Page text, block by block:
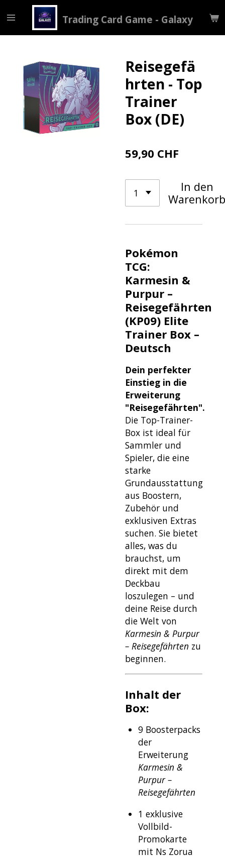
Hauptinhalt
springen
Trading Card Game - Galaxy
Reisegefä
hrten - Top
Trainer
Box (DE)
59,90 CHF
In den
Pokémon
TCG:
Karmesin &
Purpur –
Reisegefährten
(KP09) Elite
Trainer Box –
Deutsch
Dein perfekter
Einstieg in die
Erweiterung
"Reisegefährten".
Die Top-Trainer-
Box ist ideal für
Sammler und
Spieler, die eine
starke
Grundausstattung
aus Boostern,
Zubehör und
exklusiven Extras
suchen. Sie bietet
alles, was du
brauchst, um
direkt mit dem
Deckbau
loszulegen – und
deine Reise durch
die Welt von
Karmesin & Purpur
– Reisegefährten zu
beginnen.
Inhalt der
Box:
9 Boosterpacks
der
Erweiterung
Karmesin &
Purpur –
Reisegefährten
1 exklusive
Vollbild-
Promokarte
mit Ns Zorua